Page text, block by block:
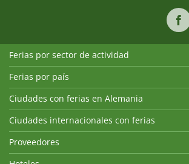
Ferias por sector de actividad
Ferias por país
Ciudades con ferias en Alemania
Ciudades internacionales con ferias
Proveedores